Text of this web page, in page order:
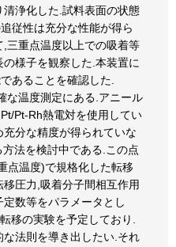
浄化した.試料表面の状態
従性は充分な性能が得ら
三重点温度以上での吸着等
様子を観察した.本装置に
あることを確認した.
な温度測定にある.アニール
Pt-Rh熱電対を使用してい
分な精度が得られていな
法を検討中である.この点
点温度)で規格化した転移
圧力,吸着分子間相互作用
数等をパラメータとし
移の実験を予定しており.
法則を導き出したい.それ